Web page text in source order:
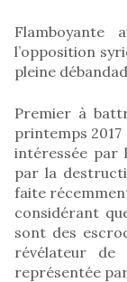
l’opposition
pleine
Premier à
printemps 2017
intéressée par
par la
faite
considérant
sont des
révélateur de
représentée